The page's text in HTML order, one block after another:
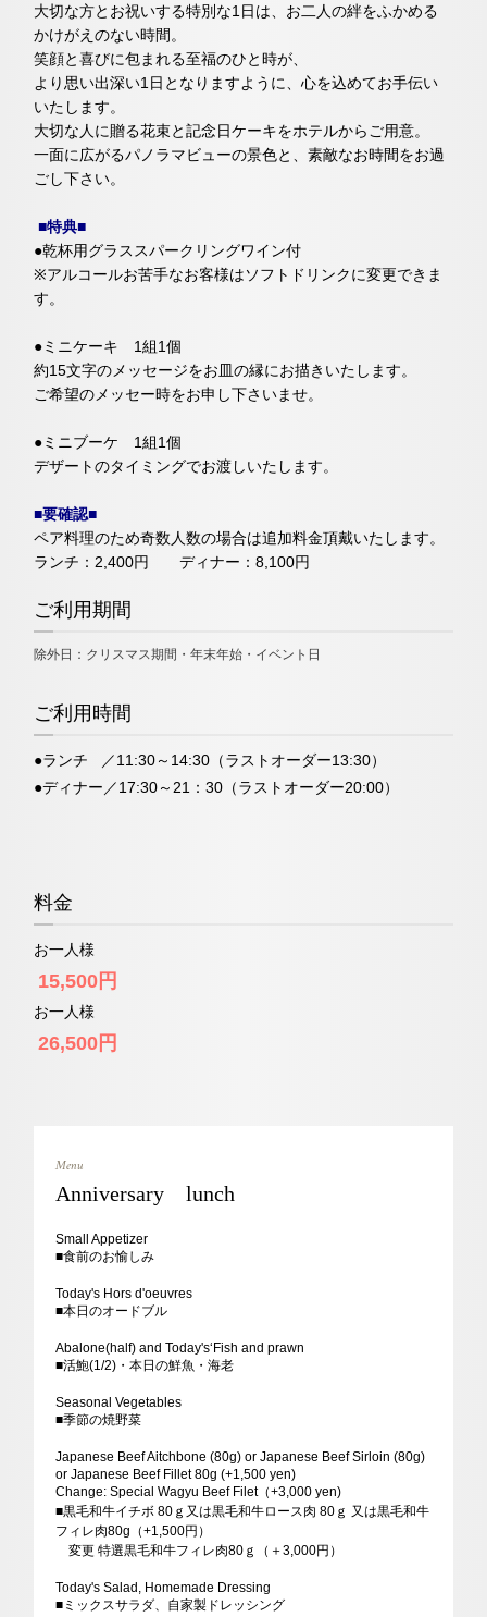
大切な方とお祝いする特別な1日は、お二人の絆をふかめる
かけがえのない時間。
笑顔と喜びに包まれる至福のひと時が、
より思い出深い1日となりますように、心を込めてお手伝い
いたします。
大切な人に贈る花束と記念日ケーキをホテルからご用意。
一面に広がるパノラマビューの景色と、素敵なお時間をお過
ごし下さい。
■特典■
●乾杯用グラススパークリングワイン付
※アルコールお苦手なお客様はソフトドリンクに変更できま
す。
●ミニケーキ 1組1個
約15文字のメッセージをお皿の縁にお描きいたします。
ご希望のメッセー時をお申し下さいませ。
●ミニブーケ 1組1個
デザートのタイミングでお渡しいたします。
■要確認■
ペア料理のため奇数人数の場合は追加料金頂戴いたします。
ランチ：2,400円 ディナー：8,100円
ご利用期間
除外日：クリスマス期間・年末年始・イベント日
ご利用時間
●ランチ ／11:30～14:30（ラストオーダー13:30）
●ディナー／17:30～21：30（ラストオーダー20:00）
料金
お一人様
15,500円
お一人様
26,500円
Menu
Anniversary lunch
Small Appetizer
■食前のお愉しみ
Today's Hors d'oeuvres
■本日のオードブル
Abalone(half) and Today's‘Fish and prawn
■活鮑(1/2)・本日の鮮魚・海老
Seasonal Vegetables
■季節の焼野菜
Japanese Beef Aitchbone (80g) or Japanese Beef Sirloin (80g)
or Japanese Beef Fillet 80g (+1,500 yen)
​Change: Special Wagyu Beef Filet（+3,000 yen)
■黒毛和牛イチボ 80ｇ又は黒毛和牛ロース肉 80ｇ 又は黒毛和牛
フィレ肉80g（+1,500円）
変更 特選黒毛和牛フィレ肉80ｇ（＋3,000円）
Today's Salad, Homemade Dressing
■ミックスサラダ、自家製ドレッシング
ネットで予約する
（受付時間 11:30～20:00）
TEL 06-6644-5761
「ティーラウンジ」
ネットで予約する
TEL 06-6644-5762